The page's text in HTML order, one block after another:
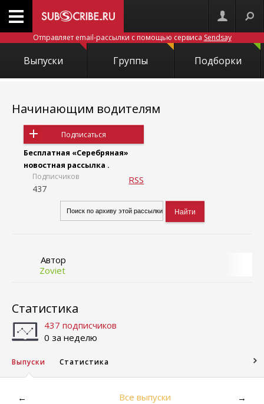
Отправляет email-рассылки с помощью сервиса Sendsay
Выпуски Группы Подборки
Начинающим водителям
Подписаться
Бесплатная «Серебряная»
новостная рассылка .
Подписчиков
437
RSS
Автор
Zoviet
Статистика
437 подписчиков
0 за неделю
Выпуски Статистика
← Все выпуски →